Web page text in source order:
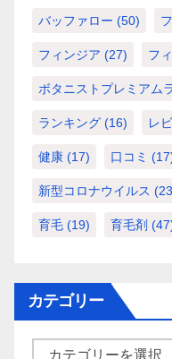
バッファロー (50)
フィンジア (27) フ
ボタニストプレミアム
ランキング (16) レ
健康 (17) 口コミ
新型コロナウイルス
育毛 (19) 育毛剤
カテゴリー